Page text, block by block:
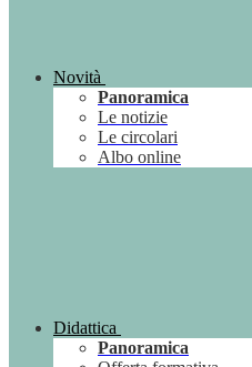
Novità
Panoramica
Le notizie
Le circolari
Albo online
Didattica
Panoramica